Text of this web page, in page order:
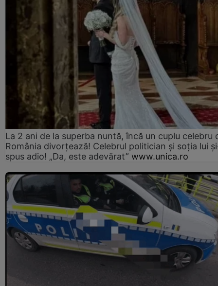
La 2 ani de la superba nuntă, încă un cuplu celebru
România divorțează! Celebrul politician și soția lui
spus adio! „Da, este adevărat” www.unica.ro